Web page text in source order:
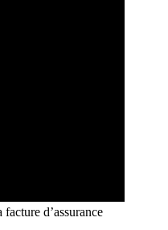
d’assurance